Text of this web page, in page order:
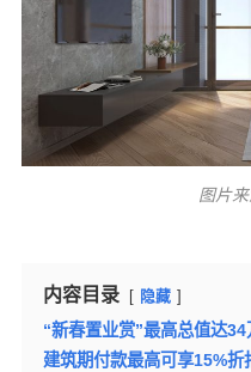
图片
内容目录 隐藏
“新春置业赏”最高总值达34
建筑期付款最高可享15%折